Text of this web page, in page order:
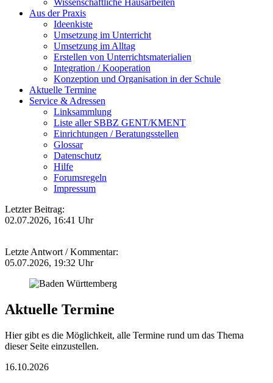
Wissenschaftliche Hausarbeiten
Aus der Praxis
Ideenkiste
Umsetzung im Unterricht
Umsetzung im Alltag
Erstellen von Unterrichtsmaterialien
Integration / Kooperation
Konzeption und Organisation in der Schule
Aktuelle Termine
Service & Adressen
Linksammlung
Liste aller SBBZ GENT/KMENT
Einrichtungen / Beratungsstellen
Glossar
Datenschutz
Hilfe
Forumsregeln
Impressum
Letzter Beitrag:
02.07.2026, 16:41 Uhr
Letzte Antwort / Kommentar:
05.07.2026, 19:32 Uhr
Aktuelle Termine
Hier gibt es die Möglichkeit, alle Termine rund um das Thema
dieser Seite einzustellen.
16.10.2026